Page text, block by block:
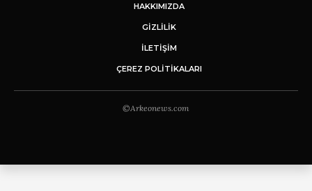
HAKKIMIZDA
GİZLİLİK
İLETIŞIM
ÇEREZ POLITIKALARI
©Arkeonews.com